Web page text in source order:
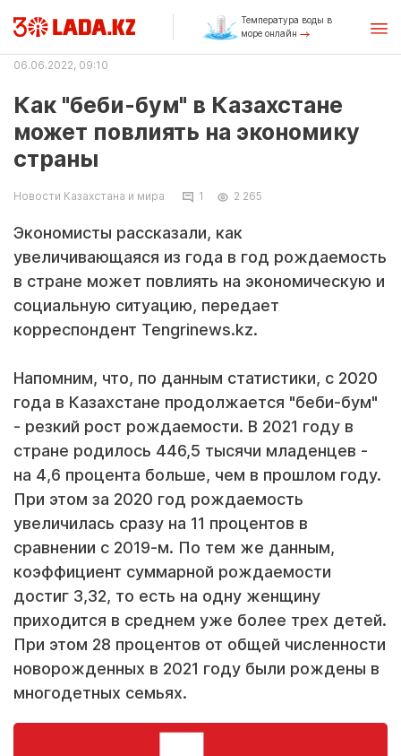
Температура воды в
море онлайн
06.06.2022, 09:10
Как "беби-бум" в Казахстане
может повлиять на экономику
страны
Новости Казахстана и мира 1 2 265
Экономисты рассказали, как
увеличивающаяся из года в год рождаемость
в стране может повлиять на экономическую и
социальную ситуацию, передает
корреспондент Tengrinews.kz.
Напомним, что, по данным статистики, с 2020
года в Казахстане продолжается "беби-бум"
- резкий рост рождаемости. В 2021 году в
стране родилось 446,5 тысячи младенцев -
на 4,6 процента больше, чем в прошлом году.
При этом за 2020 год рождаемость
увеличилась сразу на 11 процентов в
сравнении с 2019-м. По тем же данным,
коэффициент суммарной рождаемости
достиг 3,32, то есть на одну женщину
приходится в среднем уже более трех детей.
При этом 28 процентов от общей численности
новорожденных в 2021 году были рождены в
многодетных семьях.